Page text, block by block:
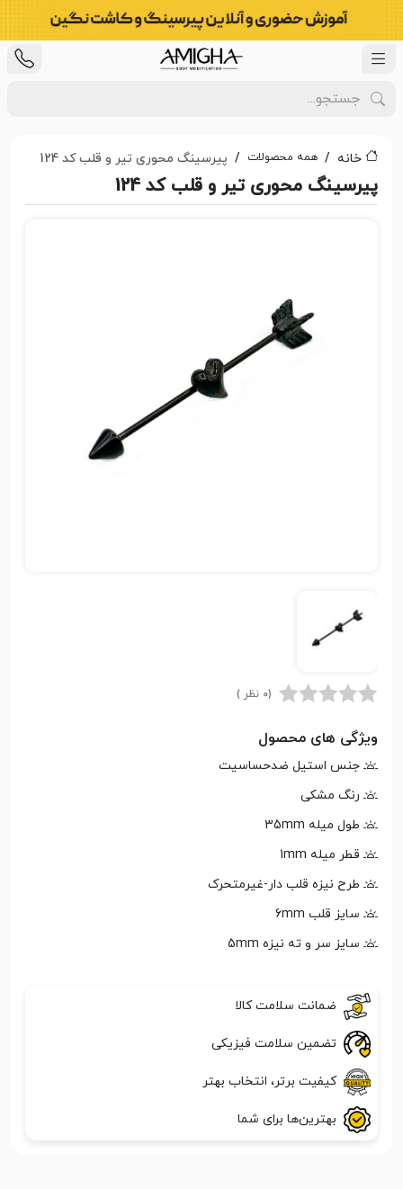
خانه همه محصولات پیرسینگ محوری تیر و قلب کد 124
پیرسینگ محوری تیر و قلب کد 124
(0 نظر )
ویژگی های محصول
جنس استیل ضدحساسیت
رنگ مشکی
طول میله 35mm
قطر میله 1mm
طرح نیزه قلب دار-غیرمتحرک
سایز قلب 6mm
سایز سر و ته نیزه 5mm
ضمانت سلامت کالا
تضمین سلامت فیزیکی
کیفیت برتر، انتخاب بهتر
بهترین‌ها برای شما